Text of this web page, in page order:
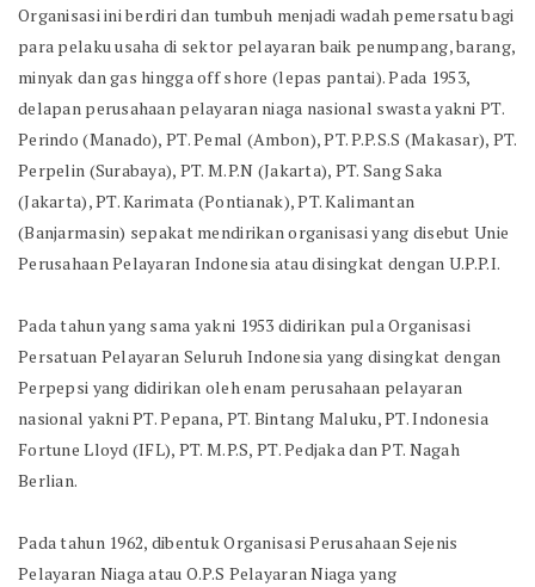
Organisasi ini berdiri dan tumbuh menjadi wadah pemersatu bagi
para pelaku usaha di sektor pelayaran baik penumpang, barang,
minyak dan gas hingga off shore (lepas pantai). Pada 1953,
delapan perusahaan pelayaran niaga nasional swasta yakni PT.
Perindo (Manado), PT. Pemal (Ambon), PT. P.P.S.S (Makasar), PT.
Perpelin (Surabaya), PT. M.P.N (Jakarta), PT. Sang Saka
(Jakarta), PT. Karimata (Pontianak), PT. Kalimantan
(Banjarmasin) sepakat mendirikan organisasi yang disebut Unie
Perusahaan Pelayaran Indonesia atau disingkat dengan U.P.P.I.
Pada tahun yang sama yakni 1953 didirikan pula Organisasi
Persatuan Pelayaran Seluruh Indonesia yang disingkat dengan
Perpepsi yang didirikan oleh enam perusahaan pelayaran
nasional yakni PT. Pepana, PT. Bintang Maluku, PT. Indonesia
Fortune Lloyd (IFL), PT. M.P.S, PT. Pedjaka dan PT. Nagah
Berlian.
Pada tahun 1962, dibentuk Organisasi Perusahaan Sejenis
Pelayaran Niaga atau O.P.S Pelayaran Niaga yang